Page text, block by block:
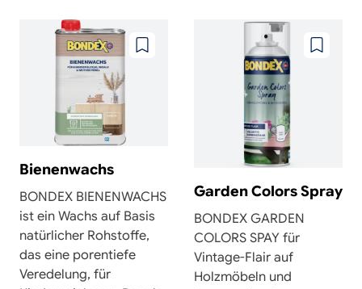
Zu
Bienenwachs
BONDEX BIENENWACHS
ist ein Wachs auf Basis
natürlicher Rohstoffe,
das eine porentiefe
Veredelung, für
Zu
Garden Colors Spray
BONDEX GARDEN
COLORS SPAY für
Vintage-Flair auf
Holzmöbeln und